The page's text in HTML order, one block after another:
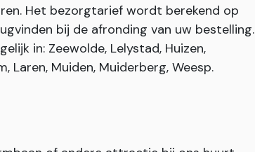
Het bezorgtarief wordt berekend op
bij de afronding van uw bestelling.
in: Zeewolde, Lelystad, Huizen,
Laren, Muiden, Muiderberg, Weesp.